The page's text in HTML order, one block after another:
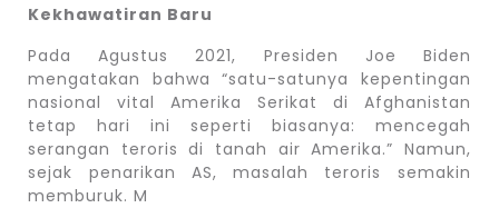
Kekhawatiran Baru
Pada Agustus 2021, Presiden Joe Biden
mengatakan bahwa “satu-satunya kepentingan
nasional vital Amerika Serikat di Afghanistan
tetap hari ini seperti biasanya: mencegah
serangan teroris di tanah air Amerika.” Namun,
sejak penarikan AS, masalah teroris semakin
memburuk. M